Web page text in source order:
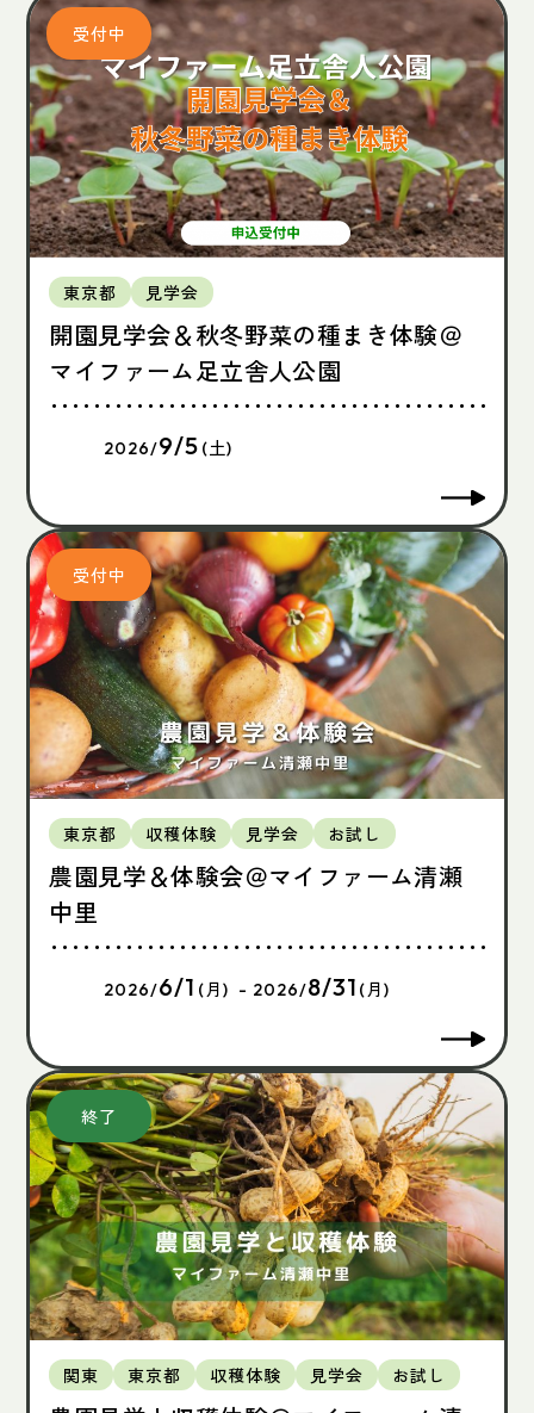
東京都 見学会
開園見学会＆秋冬野菜の種まき体験＠
マイファーム足立舎人公園
2026/9/5 (土)
東京都 収穫体験 見学会 お試し
農園見学＆体験会＠マイファーム清瀬
中里
2026/6/1 (月) - 2026/8/31 (月)
関東 東京都 収穫体験 見学会 お試し